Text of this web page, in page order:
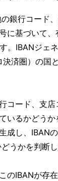
銀行コード
に基づいて、
。IBANジェ
済圏）の国
コード、支
いるかどう
成し、IBAN
うかを判断し
のIBANが存